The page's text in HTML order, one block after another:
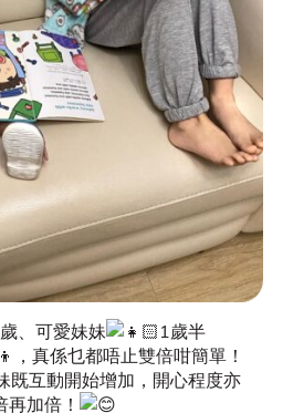
、可愛妹妹
1歲半
，真係乜都唔止雙倍咁簡單！
既互動開始增加，開心程度亦
再加倍！